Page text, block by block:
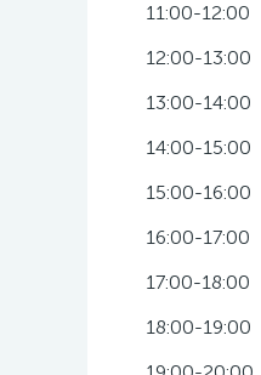
11:00-12:00
12:00-13:00
13:00-14:00
14:00-15:00
15:00-16:00
16:00-17:00
17:00-18:00
18:00-19:00